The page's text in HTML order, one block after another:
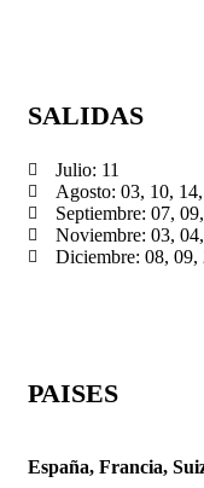
SALIDAS
Julio: 11
Agosto: 03, 10,
Septiembre: 07,
Noviembre: 03,
Diciembre: 08, 09,
PAISES
España, Francia,